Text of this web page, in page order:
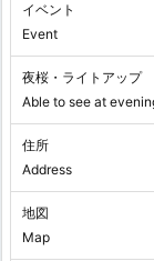
イベント
Event
夜桜・ライトアップ
Able to see at
住所
Address
地図
Map